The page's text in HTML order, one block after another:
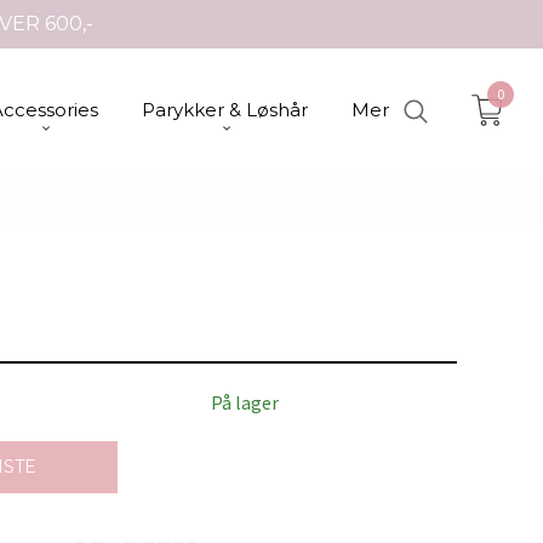
600,-
Parykker & Løshår Mer
0
På lager